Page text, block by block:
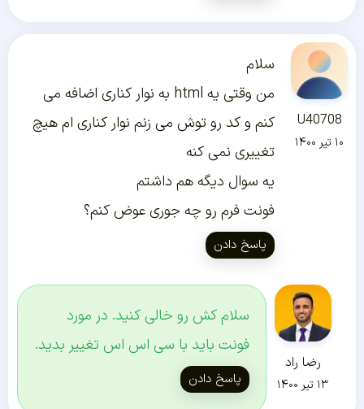
U40708
۱۰ تیر ۱۴۰۰
سلام
من وقتی یه html به نوار کناری اضافه می
کنم و کد رو توش می زنم نوار کناری ام هیچ
تغییری نمی کنه
یه سوال دیگه هم داشتم
فونت فرم رو چه جوری عوض کنم؟
پاسخ دادن
رضا راد
۱۳ تیر ۱۴۰۰
سلام کش رو خالی کنید. در مورد
فونت باید با سی اس اس تغییر بدید.
پاسخ دادن